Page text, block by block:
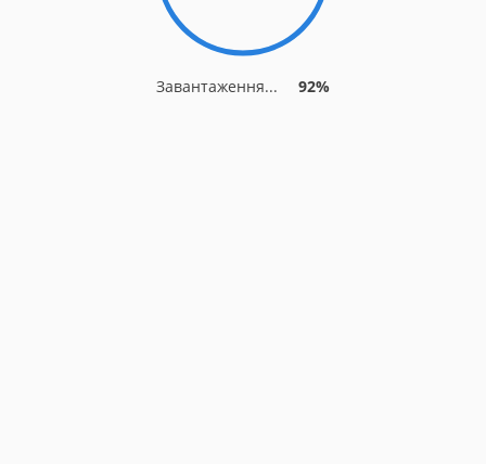
Завантаження... 92%